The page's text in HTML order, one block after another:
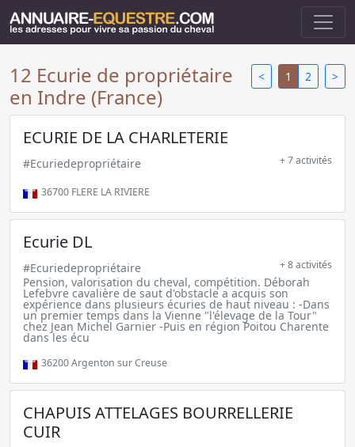
< 1 2 >
12 Ecurie de propriétaire
en Indre (France)
ECURIE DE LA CHARLETERIE
#Ecuriedepropriétaire + 7 activités
36700 FLERE LA RIVIERE
Ecurie DL
#Ecuriedepropriétaire + 8 activités
Pension, valorisation du cheval, compétition. Déborah
Lefebvre cavalière de saut d'obstacle a acquis son
expérience dans plusieurs écuries de haut niveau : -Dans
un premier temps dans la Vienne "l'élevage de la Tour"
chez Jean Michel Garnier -Puis en région Poitou Charente
dans les écu
36200Argenton sur Creuse
CHAPUIS ATTELAGES BOURRELLERIE
CUIR